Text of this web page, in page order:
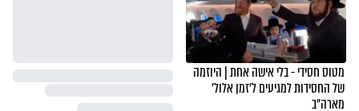
מטוס חסידי - בלי אישה אחת | היוזמה
של החסידות למגיעים ל'זמן אלול'
מארה"ב